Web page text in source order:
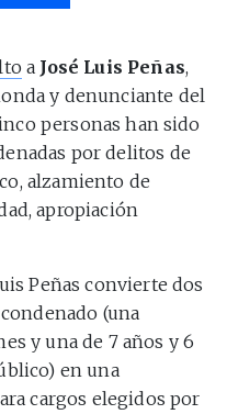
a José Luis Peñas,
y denunciante del
personas han sido
por delitos de
alzamiento de
apropiación
Peñas convierte dos
(una
y una de 7 años y 6
en una
cargos elegidos por